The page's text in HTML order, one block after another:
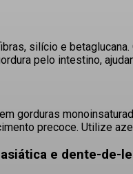
silício e betaglucana.
pelo intestino,
gorduras
precoce. Utilize
e dente-de-